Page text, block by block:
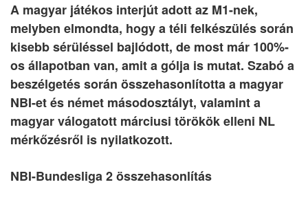
A magyar játékos interjút adott az M1-nek,
melyben elmondta, hogy a téli felkészülés során
kisebb sérüléssel bajlódott, de most már 100%-
os állapotban van, amit a gólja is mutat. Szabó a
beszélgetés során összehasonlította a magyar
NBI-et és német másodosztályt, valamint a
magyar válogatott márciusi törökök elleni NL
mérkőzésről is nyilatkozott.
NBI-Bundesliga 2 összehasonlítás